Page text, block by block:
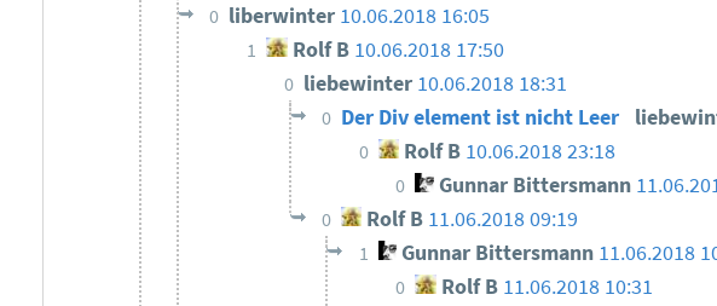
0 liberwinter 10.06.2018 16:05
1 Rolf B 10.06.2018 17:50
0 liebewinter 10.06.2018 18:31
0 Der Div element ist nicht Leer
0 Rolf B 10.06.2018 23:18
0 Gunnar Bittersmann
0 Rolf B 11.06.2018 09:19
1 Gunnar Bittersmann 11.06.2018
0 Rolf B 11.06.2018 10:31